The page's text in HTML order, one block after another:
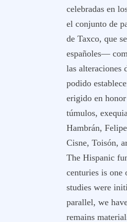
celebradas en
el conjunto de
de Taxco, que
españoles—
las alteraciones
podido
erigido en
túmulos,
Hambrán,
Cisne, Toisón,
The Hispanic
centuries is one
studies were
parallel, we
remains